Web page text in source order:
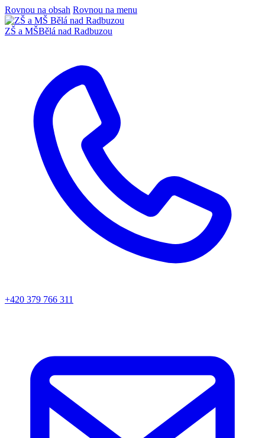
Rovnou na obsah Rovnou na menu
ZŠ a MŠBělá nad Radbuzou
+420 379 766 311